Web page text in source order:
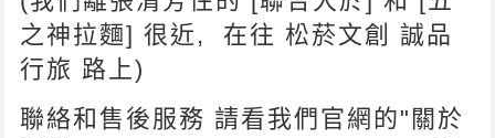
之神拉麵] 很近, 在往 松菸文創 誠品
行旅 路上)
聯絡和售後服務 請看我們官網的"關於